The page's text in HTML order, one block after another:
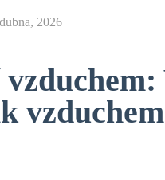
2026
vzduchem